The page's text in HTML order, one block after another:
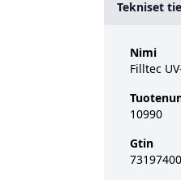
Tekniset
Nimi
Filltec
10990
Gtin